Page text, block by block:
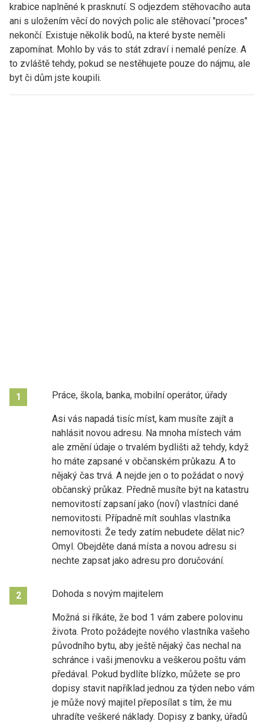
krabice naplněné k prasknutí. S odjezdem stěhovacího auta
ani s uložením věcí do nových polic ale stěhovací "proces"
nekončí. Existuje několik bodů, na které byste neměli
zapomínat. Mohlo by vás to stát zdraví i nemalé peníze. A
to zvláště tehdy, pokud se nestěhujete pouze do nájmu, ale
byt či dům jste koupili.
1 Práce, škola, banka, mobilní operátor, úřady
Asi vás napadá tisíc míst, kam musíte zajít a
nahlásit novou adresu. Na mnoha místech vám
ale změní údaje o trvalém bydlišti až tehdy, když
ho máte zapsané v občanském průkazu. A to
nějaký čas trvá. A nejde jen o to požádat o nový
občanský průkaz. Předně musíte být na katastru
nemovitostí zapsaní jako (noví) vlastníci dané
nemovitosti. Případně mít souhlas vlastníka
nemovitosti. Že tedy zatím nebudete dělat nic?
Omyl. Obejděte daná místa a novou adresu si
nechte zapsat jako adresu pro doručování.
2 Dohoda s novým majitelem
Možná si říkáte, že bod 1 vám zabere polovinu
života. Proto požádejte nového vlastníka vašeho
původního bytu, aby ještě nějaký čas nechal na
schránce i vaši jmenovku a veškerou poštu vám
předával. Pokud bydlíte blízko, můžete se pro
dopisy stavit například jednou za týden nebo vám
je může nový majitel přeposílat s tím, že mu
uhradíte veškeré náklady. Dopisy z banky, úřadů